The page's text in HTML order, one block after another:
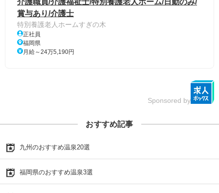
介護職員/介護福祉士/特別養護老人ホーム/日勤のみ/
賞与あり/介護士
特別養護老人ホームすぎの木
正社員
福岡県
月給～24万5,190円
Sponsored by
おすすめ記事
九州のおすすめ温泉20選
福岡県のおすすめ温泉3選